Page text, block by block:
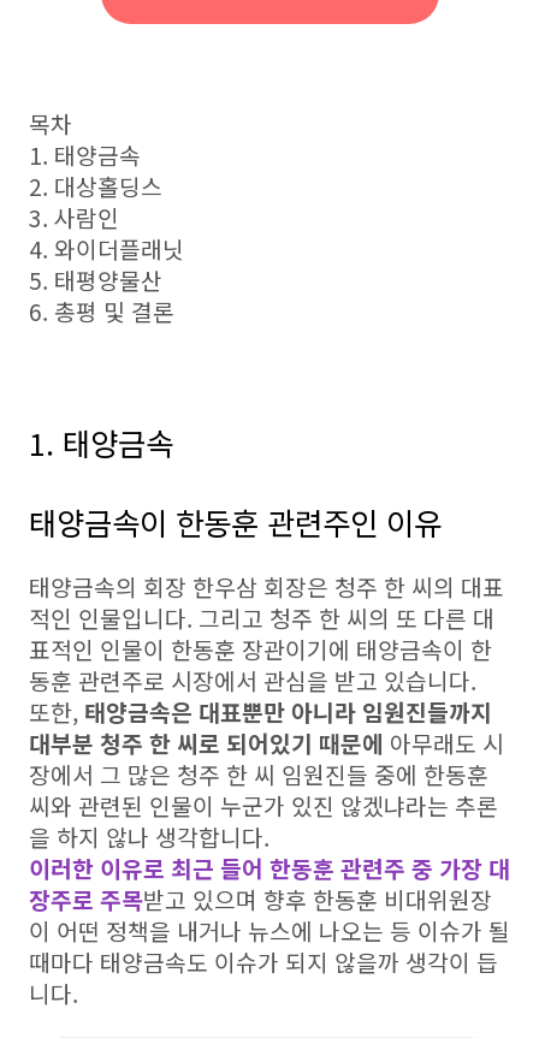
목차
1. 태양금속
2. 대상홀딩스
3. 사람인
4. 와이더플래닛
5. 태평양물산
6. 총평 및 결론
1. 태양금속
태양금속이 한동훈 관련주인 이유
태양금속의 회장 한우삼 회장은 청주 한 씨의 대표
적인 인물입니다. 그리고 청주 한 씨의 또 다른 대
표적인 인물이 한동훈 장관이기에 태양금속이 한
동훈 관련주로 시장에서 관심을 받고 있습니다.
또한, 태양금속은 대표뿐만 아니라 임원진들까지
대부분 청주 한 씨로 되어있기 때문에 아무래도 시
장에서 그 많은 청주 한 씨 임원진들 중에 한동훈
씨와 관련된 인물이 누군가 있진 않겠냐라는 추론
을 하지 않나 생각합니다.
이러한 이유로 최근 들어 한동훈 관련주 중 가장 대
장주로 주목받고 있으며 향후 한동훈 비대위원장
이 어떤 정책을 내거나 뉴스에 나오는 등 이슈가 될
때마다 태양금속도 이슈가 되지 않을까 생각이 듭
니다.